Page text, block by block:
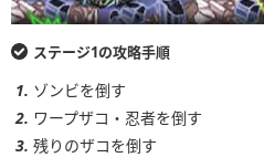
ステージ1の攻略手順
ゾンビを倒す
ワープザコ・忍者を倒す
残りのザコを倒す